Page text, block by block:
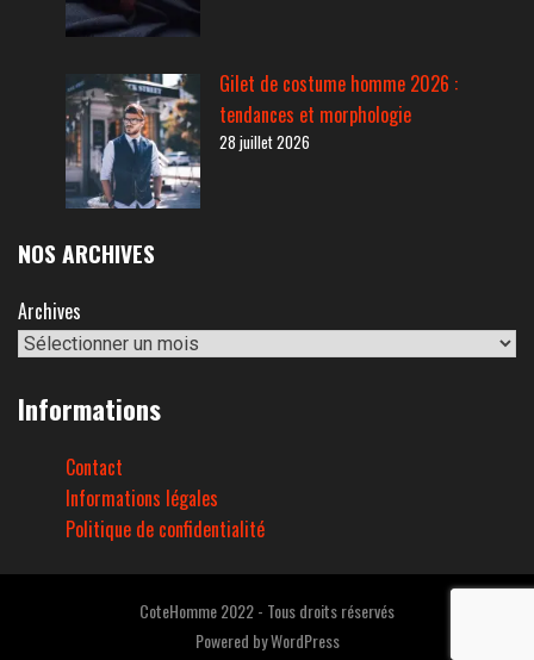
Gilet de costume homme 2026 :
tendances et morphologie
28 juillet 2026
NOS ARCHIVES
Archives
Informations
Contact
Informations légales
Politique de confidentialité
CoteHomme 2022 - Tous droits réservés
Powered byWordPress